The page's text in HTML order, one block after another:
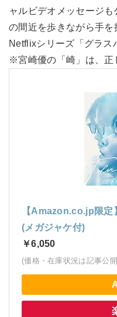
ャルビデオメッセージ
の間近を歩きながら手を
Netflixシリーズ「グラス
※宮崎優の「崎」は、正
【Amazon.co.jp限
(メガジャケ付)
￥6,050
(価格・在庫状況は記事公